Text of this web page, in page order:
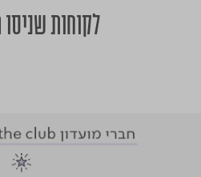
לקוחות